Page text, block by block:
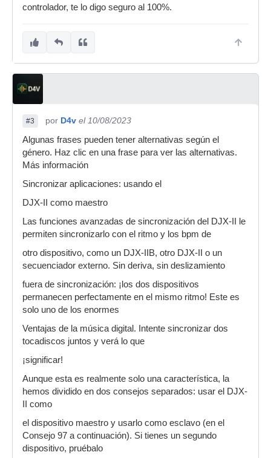
controlador, te lo digo seguro al 100%.
#3 por D4v el 10/08/2023
Algunas frases pueden tener alternativas según el
género. Haz clic en una frase para ver las alternativas.
Más información
Sincronizar aplicaciones: usando el
DJX-II como maestro
Las funciones avanzadas de sincronización del DJX-II le
permiten sincronizarlo con el ritmo y los bpm de
otro dispositivo, como un DJX-IIB, otro DJX-II o un
secuenciador externo. Sin deriva, sin deslizamiento
fuera de sincronización: ¡los dos dispositivos
permanecen perfectamente en el mismo ritmo! Este es
solo uno de los enormes
Ventajas de la música digital. Intente sincronizar dos
tocadiscos juntos y verá lo que
¡significar!
Aunque esta es realmente solo una característica, la
hemos dividido en dos consejos separados: usar el DJX-
II como
el dispositivo maestro y usarlo como esclavo (en el
Consejo 97 a continuación). Si tienes un segundo
dispositivo, pruébalo